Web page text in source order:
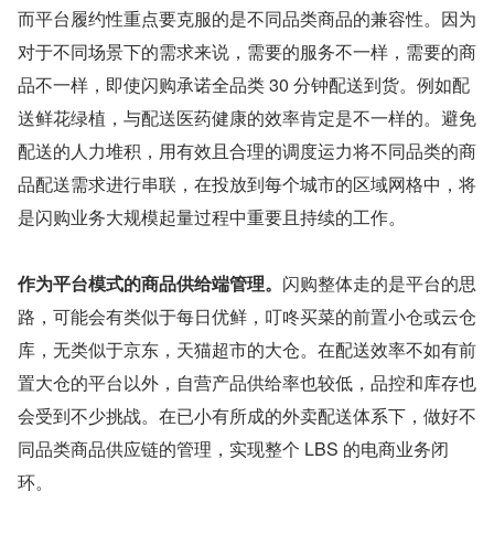
而平台履约性重点要克服的是不同品类商品的兼容性。因为
对于不同场景下的需求来说，需要的服务不一样，需要的商
品不一样，即使闪购承诺全品类 30 分钟配送到货。例如配
送鲜花绿植，与配送医药健康的效率肯定是不一样的。避免
配送的人力堆积，用有效且合理的调度运力将不同品类的商
品配送需求进行串联，在投放到每个城市的区域网格中，将
是闪购业务大规模起量过程中重要且持续的工作。
作为平台模式的商品供给端管理。 闪购整体走的是平台的思
路，可能会有类似于每日优鲜，叮咚买菜的前置小仓或云仓
库，无类似于京东，天猫超市的大仓。在配送效率不如有前
置大仓的平台以外，自营产品供给率也较低，品控和库存也
会受到不少挑战。在已小有所成的外卖配送体系下，做好不
同品类商品供应链的管理，实现整个 LBS 的电商业务闭
环。